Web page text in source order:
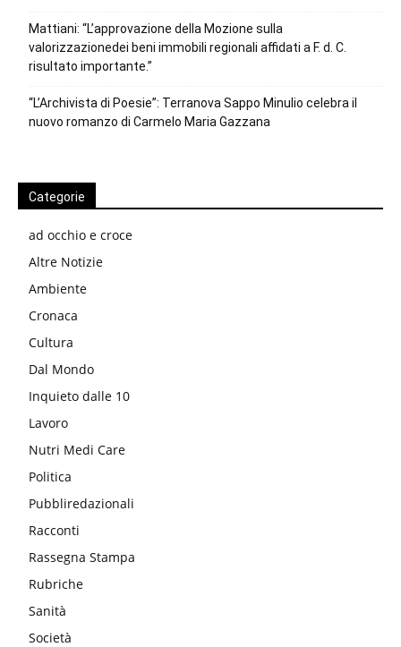
Mattiani: “L’approvazione della Mozione sulla
valorizzazionedei beni immobili regionali affidati a F. d. C.
risultato importante.”
“L’Archivista di Poesie”: Terranova Sappo Minulio celebra il
nuovo romanzo di Carmelo Maria Gazzana
Categorie
ad occhio e croce
Altre Notizie
Ambiente
Cronaca
Cultura
Dal Mondo
Inquieto dalle 10
Lavoro
Nutri Medi Care
Politica
Pubbliredazionali
Racconti
Rassegna Stampa
Rubriche
Sanità
Società